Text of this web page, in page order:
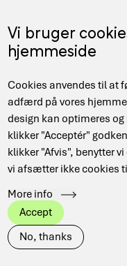
Vi bruger
hjemmeside
Cookies anvendes til at
adfærd på vores
design kan optimeres
klikker "Acceptér"
klikker "Afvis", benytter
vi afsætter ikke cookies
More info
Accept
No, thanks
til
hovedindhold
Main
navigation
Brødkrumme
Hjem Data
EOSC-ENTRUST
EOSC-
DeiC deltager
EOSC-